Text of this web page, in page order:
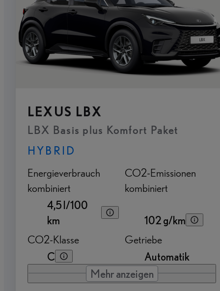
LEXUS LBX
LBX Basis plus Komfort Paket
HYBRID
Energieverbrauch
kombiniert
4,5 l/100
km
CO2-Emissionen
kombiniert
102 g/km
CO2-Klasse
C
Getriebe
Automatik
Mehr anzeigen